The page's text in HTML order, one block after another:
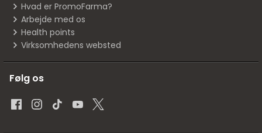
Hvad er PromoFarma?
Arbejde med os
Health points
Virksomhedens websted
Følg os